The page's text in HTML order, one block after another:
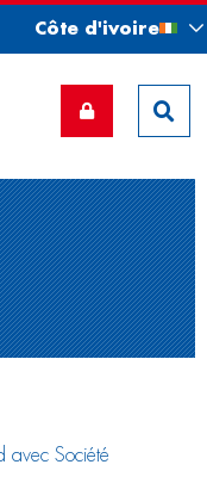
Côte d'ivoire
avec Société